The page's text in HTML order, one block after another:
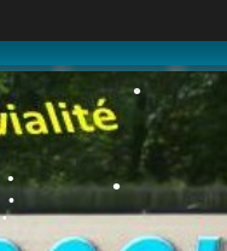
•